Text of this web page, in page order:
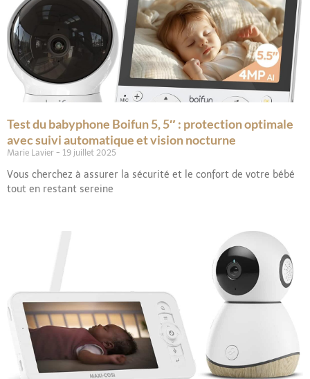
Test du babyphone Boifun 5, 5″ : protection optimale
avec suivi automatique et vision nocturne
Marie Lavier 19 juillet 2025
Vous cherchez à assurer la sécurité et le confort de votre bébé
tout en restant sereine